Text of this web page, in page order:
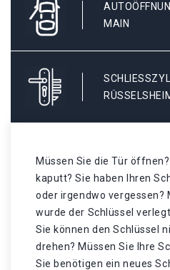
MAIN
Müssen Sie die Tür
kaputt? Sie haben Ihren
oder irgendwo vergessen?
wurde der Schlüssel verlegt
Sie können den Schlüssel
drehen? Müssen Sie Ihre
Sie benötigen ein neues